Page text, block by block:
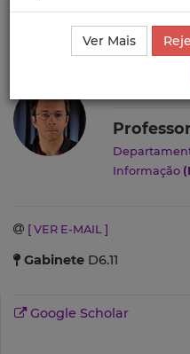
Ciência_Iscte Autores
Currículo
Luís
Informação
[ VER E-MAIL ]
Gabinete D6.11
Google Scholar
Ver Mais